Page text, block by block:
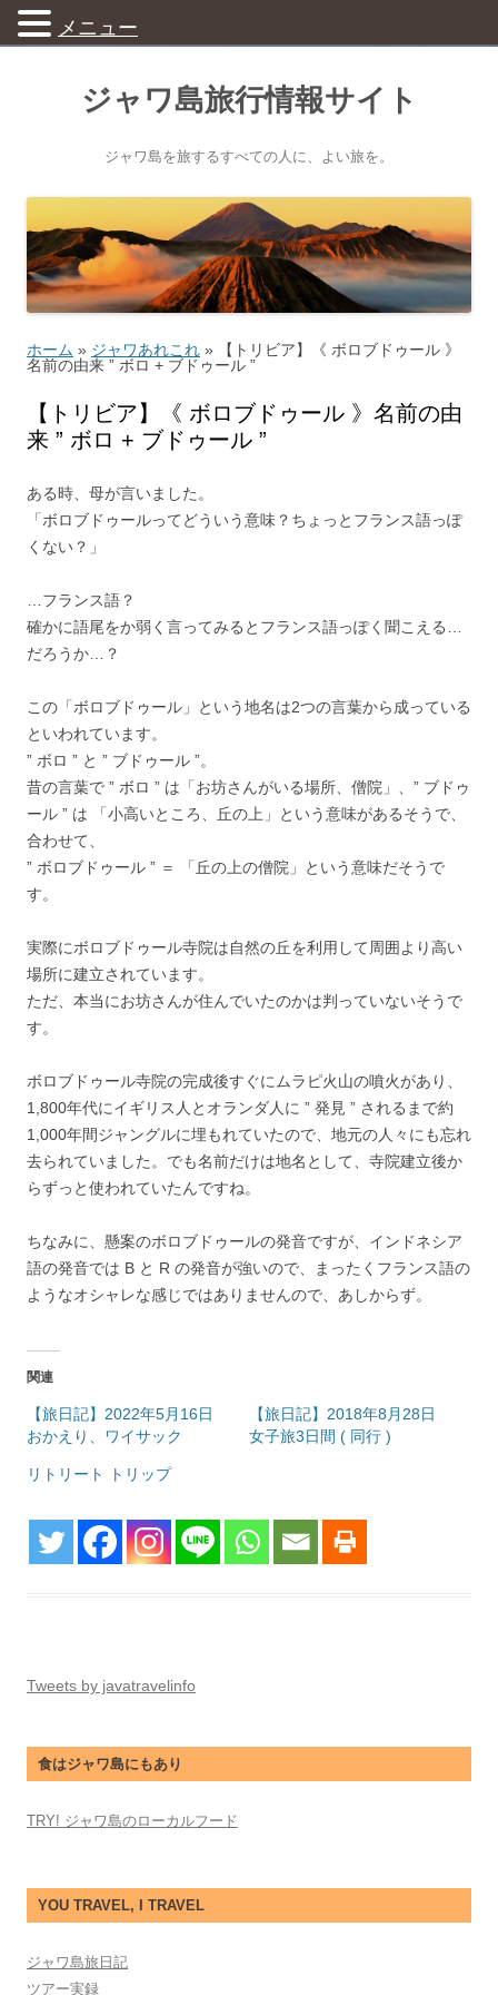
ジャワ島旅行情報サイト
ジャワ島を旅するすべての人に、よい旅を。
ホーム » ジャワあれこれ » 【トリビア】《 ボロブドゥール 》
名前の由来 ” ボロ + ブドゥール ”
【トリビア】《 ボロブドゥール 》名前の由
来 ” ボロ + ブドゥール ”
ある時、母が言いました。
「ボロブドゥールってどういう意味？ちょっとフランス語っぽ
くない？」
…フランス語？
確かに語尾をか弱く言ってみるとフランス語っぽく聞こえる…
だろうか…？
この「ボロブドゥール」という地名は2つの言葉から成っている
といわれています。
” ボロ ” と ” ブドゥール ”。
昔の言葉で ” ボロ ” は「お坊さんがいる場所、僧院」、” ブドゥ
ール ” は 「小高いところ、丘の上」という意味があるそうで、
合わせて、
” ボロブドゥール ” ＝ 「丘の上の僧院」という意味だそうで
す。
実際にボロブドゥール寺院は自然の丘を利用して周囲より高い
場所に建立されています。
ただ、本当にお坊さんが住んでいたのかは判っていないそうで
す。
ボロブドゥール寺院の完成後すぐにムラピ火山の噴火があり、
1,800年代にイギリス人とオランダ人に ” 発見 ” されるまで約
1,000年間ジャングルに埋もれていたので、地元の人々にも忘れ
去られていました。でも名前だけは地名として、寺院建立後か
らずっと使われていたんですね。
ちなみに、懸案のボロブドゥールの発音ですが、インドネシア
語の発音では B と R の発音が強いので、まったくフランス語の
ようなオシャレな感じではありませんので、あしからず。
関連
【旅日記】2022年5月16日
おかえり、ワイサック
【旅日記】2018年8月28日
女子旅3日間 ( 同行 )
リトリート トリップ
Tweets by javatravelinfo
食はジャワ島にもあり
TRY! ジャワ島のローカルフード
YOU TRAVEL, I TRAVEL
ジャワ島旅日記
ツアー実録
メニュー